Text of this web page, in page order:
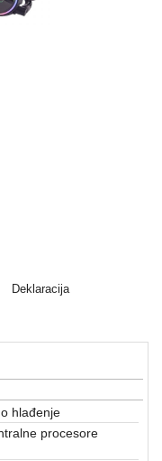
Deklaracija
hlađenje
procesore